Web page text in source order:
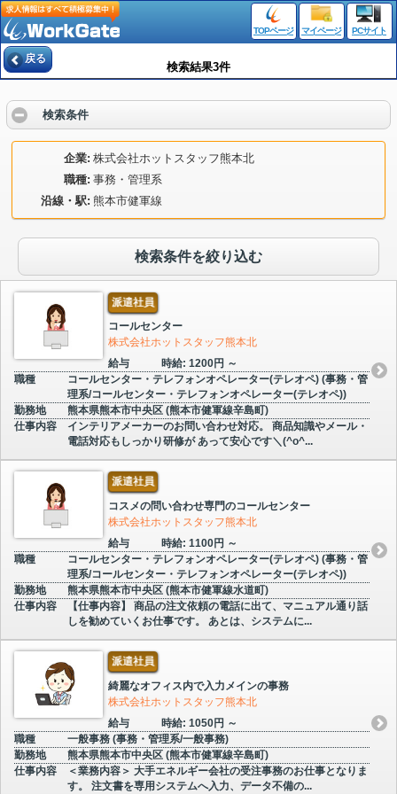
TOPページ マイページ PCサイト
戻る
検索結果3件
検索条件
企業 株式会社ホットスタッフ熊本北
職種 事務・管理系
沿線・駅 熊本市健軍線
検索条件を絞り込む
派遣社員
コールセンター
株式会社ホットスタッフ熊本北
給与
時給: 1200円 ～
職種
コールセンター・テレフォンオペレーター(テレオペ) (事務・管
理系/コールセンター・テレフォンオペレーター(テレオペ))
勤務地
熊本県熊本市中央区 (熊本市健軍線辛島町)
仕事内容
インテリアメーカーのお問い合わせ対応。 商品知識やメール・
電話対応もしっかり研修が あって安心です＼(^o^...
派遣社員
コスメの問い合わせ専門のコールセンター
株式会社ホットスタッフ熊本北
給与
時給: 1100円 ～
職種
コールセンター・テレフォンオペレーター(テレオペ) (事務・管
理系/コールセンター・テレフォンオペレーター(テレオペ))
勤務地
熊本県熊本市中央区 (熊本市健軍線水道町)
仕事内容
【仕事内容】 商品の注文依頼の電話に出て、マニュアル通り話
しを勧めていくお仕事です。 あとは、システムに...
派遣社員
綺麗なオフィス内で入力メインの事務
株式会社ホットスタッフ熊本北
給与
時給: 1050円 ～
職種
一般事務 (事務・管理系/一般事務)
勤務地
熊本県熊本市中央区 (熊本市健軍線辛島町)
仕事内容
＜業務内容＞ 大手エネルギー会社の受注事務のお仕事となりま
す。 注文書を専用システムへ入力、データ不備の...